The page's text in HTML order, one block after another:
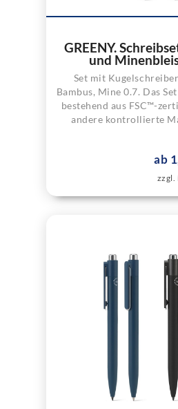
GREENY.
und
Set mit
Bambus, Mine 0.7. Das
bestehend aus FSC™-
andere kontrollierte
ab
zzgl.